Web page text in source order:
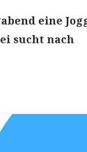
eine
sucht nach